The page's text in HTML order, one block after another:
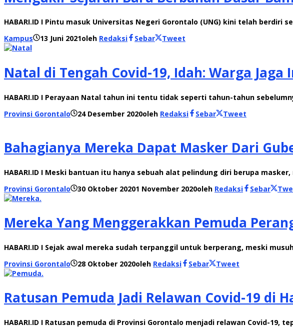
HABARI.ID I Pintu masuk Universitas Negeri Gorontalo (UNG) kini telah
Kampus
13 Juni 2021oleh Redaksi Sebar Tweet
Natal di Tengah Covid-19, Idah: Warga Jaga
HABARI.ID I Perayaan Natal tahun ini tentu tidak seperti tahun-tahun
Provinsi Gorontalo
24 Desember 2020oleh Redaksi Sebar Tweet
Bahagianya Mereka Dapat Masker Dari
HABARI.ID I Meski bantuan itu hanya sebuah alat pelindung diri berupa
Provinsi Gorontalo
30 Oktober 20201 November 2020oleh Redaksi Sebar
Mereka Yang Menggerakkan Pemuda
HABARI.ID I Sejak awal mereka sudah terpanggil untuk berperang, meski
Provinsi Gorontalo
28 Oktober 2020oleh Redaksi Sebar Tweet
Ratusan Pemuda Jadi Relawan Covid-19 di
HABARI.ID I Ratusan pemuda di Provinsi Gorontalo menjadi relawan Covid-19,